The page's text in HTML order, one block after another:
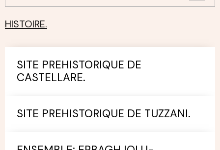
HISTOIRE.
SITE PREHISTORIQUE DE
CASTELLARE.
SITE PREHISTORIQUE DE TUZZANI.